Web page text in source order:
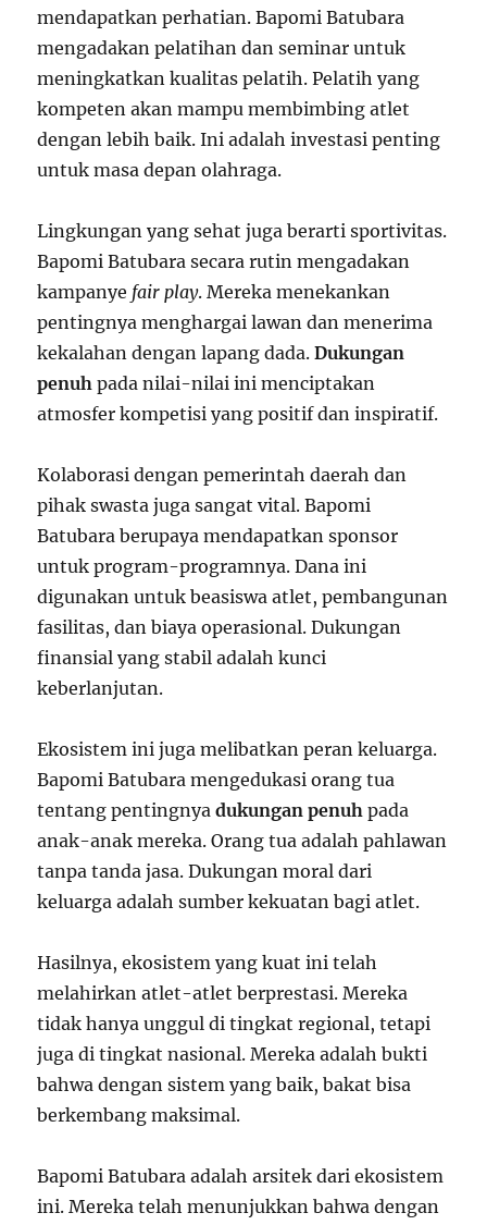
mendapatkan perhatian. Bapomi Batubara
mengadakan pelatihan dan seminar untuk
meningkatkan kualitas pelatih. Pelatih yang
kompeten akan mampu membimbing atlet
dengan lebih baik. Ini adalah investasi penting
untuk masa depan olahraga.
Lingkungan yang sehat juga berarti sportivitas.
Bapomi Batubara secara rutin mengadakan
kampanye fair play. Mereka menekankan
pentingnya menghargai lawan dan menerima
kekalahan dengan lapang dada.Dukungan
penuh pada nilai-nilai ini menciptakan
atmosfer kompetisi yang positif dan inspiratif.
Kolaborasi dengan pemerintah daerah dan
pihak swasta juga sangat vital. Bapomi
Batubara berupaya mendapatkan sponsor
untuk program-programnya. Dana ini
digunakan untuk beasiswa atlet, pembangunan
fasilitas, dan biaya operasional. Dukungan
finansial yang stabil adalah kunci
keberlanjutan.
Ekosistem ini juga melibatkan peran keluarga.
Bapomi Batubara mengedukasi orang tua
tentang pentingnyadukungan penuh pada
anak-anak mereka. Orang tua adalah pahlawan
tanpa tanda jasa. Dukungan moral dari
keluarga adalah sumber kekuatan bagi atlet.
Hasilnya, ekosistem yang kuat ini telah
melahirkan atlet-atlet berprestasi. Mereka
tidak hanya unggul di tingkat regional, tetapi
juga di tingkat nasional. Mereka adalah bukti
bahwa dengan sistem yang baik, bakat bisa
berkembang maksimal.
Bapomi Batubara adalah arsitek dari ekosistem
ini. Mereka telah menunjukkan bahwa dengan